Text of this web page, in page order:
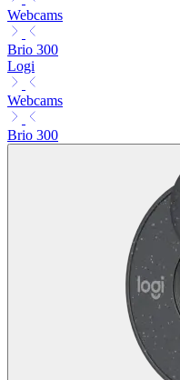
Webcams
Brio 300
Logi
Webcams
Brio 300